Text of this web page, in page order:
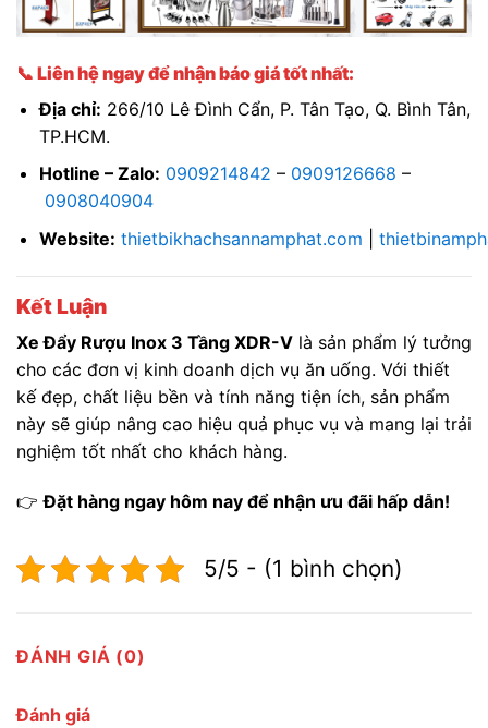
📞 Liên hệ ngay để nhận báo giá tốt nhất:
Địa chỉ: 266/10 Lê Đình Cẩn, P. Tân Tạo, Q. Bình Tân,
TP.HCM.
Hotline – Zalo: 0909214842 – 0909126668 –
0908040904
Website: thietbikhachsannamphat.com
Kết Luận
Xe Đẩy Rượu Inox 3 Tầng XDR-V là sản phẩm lý tưởng
cho các đơn vị kinh doanh dịch vụ ăn uống. Với thiết
kế đẹp, chất liệu bền và tính năng tiện ích, sản phẩm
này sẽ giúp nâng cao hiệu quả phục vụ và mang lại trải
nghiệm tốt nhất cho khách hàng.
👉Đặt hàng ngay hôm nay để nhận ưu đãi hấp dẫn!
5/5 - (1 bình chọn)
ĐÁNH GIÁ (0)
Đánh giá